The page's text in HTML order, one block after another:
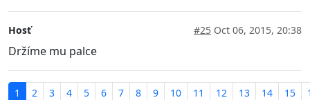
Hosť #25 Oct 06, 2015, 20:38
Držíme mu palce
1 2 3 4 5 6 7 8 9 10 11 12 13 14 15